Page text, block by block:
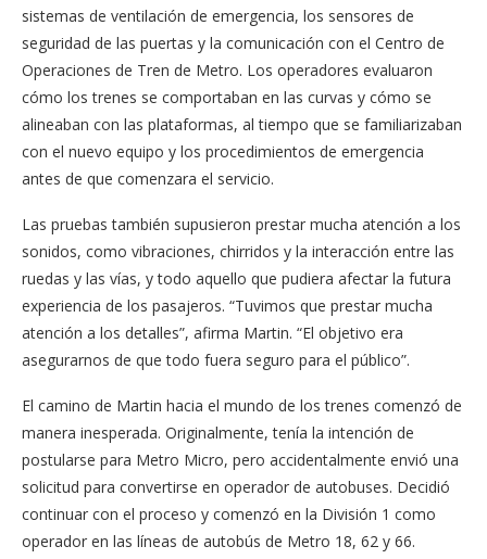
sistemas de ventilación de emergencia, los sensores de
seguridad de las puertas y la comunicación con el Centro de
Operaciones de Tren de Metro. Los operadores evaluaron
cómo los trenes se comportaban en las curvas y cómo se
alineaban con las plataformas, al tiempo que se familiarizaban
con el nuevo equipo y los procedimientos de emergencia
antes de que comenzara el servicio.
Las pruebas también supusieron prestar mucha atención a los
sonidos, como vibraciones, chirridos y la interacción entre las
ruedas y las vías, y todo aquello que pudiera afectar la futura
experiencia de los pasajeros. “Tuvimos que prestar mucha
atención a los detalles”, afirma Martin. “El objetivo era
asegurarnos de que todo fuera seguro para el público”.
El camino de Martin hacia el mundo de los trenes comenzó de
manera inesperada. Originalmente, tenía la intención de
postularse para Metro Micro, pero accidentalmente envió una
solicitud para convertirse en operador de autobuses. Decidió
continuar con el proceso y comenzó en la División 1 como
operador en las líneas de autobús de Metro 18, 62 y 66.